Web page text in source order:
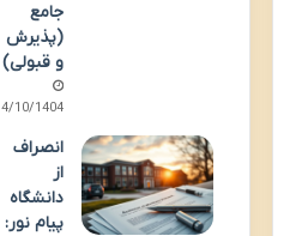
جامع
(پذیرش
و قبولی)
14/10/1404
انصراف
از
دانشگاه
پیام نور: